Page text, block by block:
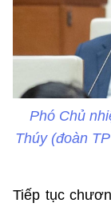
Phó Chủ
Thúy (đoàn
Tiếp tục